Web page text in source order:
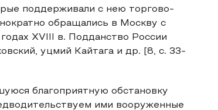
поддерживали с нею торгово-
обращались в Москву с
XVIII в. Подданство России
уцмий Кайтага и др. [8, с. 33-
благоприятную обстановку
ими вооруженные